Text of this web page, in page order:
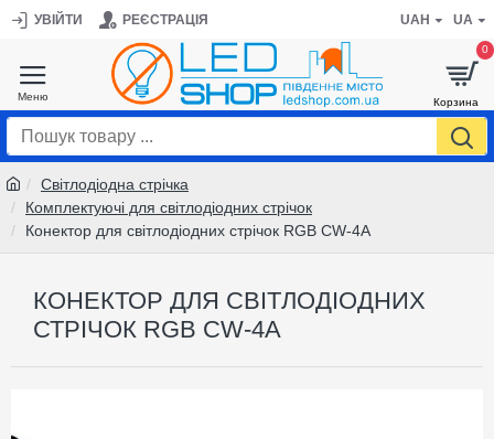
УВІЙТИ РЕЄСТРАЦІЯ UAH UA
0
Світлодіодна стрічка
Комплектуючі для світлодіодних стрічок
Конектор для світлодіодних стрічок RGB CW-4A
КОНЕКТОР ДЛЯ СВІТЛОДІОДНИХ
СТРІЧОК RGB CW-4A